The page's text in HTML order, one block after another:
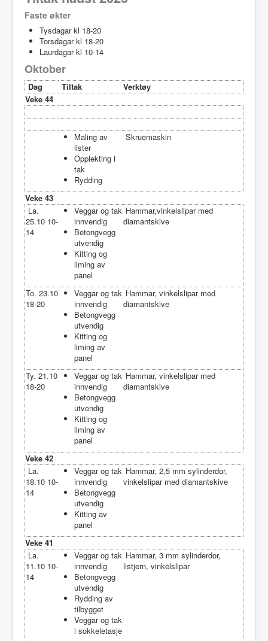
Faste økter
Tysdagar kl 18-20
Torsdagar kl 18-20
Laurdagar kl 10-14
Oktober
Dag Tiltak
Verktøy
Veke 44
Maling av
lister
Opplekting i
tak
Rydding
Skruemaskin
Veke 43
La.
25.10 10-
14
Veggar og tak
innvendig
Betongvegg
utvendig
Kitting og
liming av
panel
Hammar,vinkelslipar med
diamantskive
To. 23.10
18-20
Veggar og tak
innvendig
Betongvegg
utvendig
Kitting og
liming av
panel
Hammar, vinkelslipar med
diamantskive
Ty. 21.10
18-20
Veggar og tak
innvendig
Betongvegg
utvendig
Kitting og
liming av
panel
Hammar, vinkelslipar med
diamantskive
Veke 42
La.
18.10 10-
14
Veggar og tak
innvendig
Betongvegg
utvendig
Kitting av
panel
Hammar, 2,5 mm sylinderdor,
vinkelslipar med diamantskive
Veke 41
La.
11.10 10-
14
Veggar og tak
innvendig
Betongvegg
utvendig
Rydding av
tilbygget
Veggar og tak
i sokkeletasje
Hammar, 3 mm sylinderdor,
listjern, vinkelslipar